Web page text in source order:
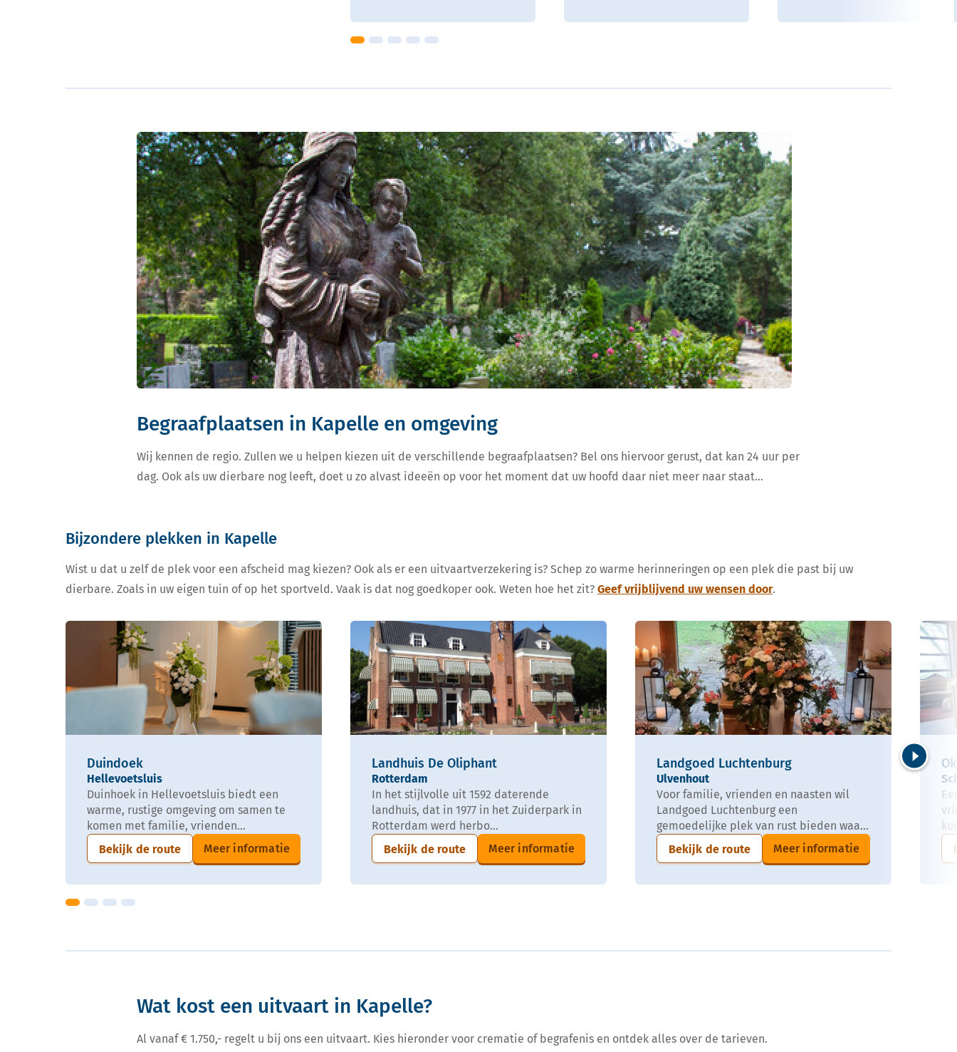
Begraafplaatsen in Kapelle en omgeving
Wij kennen de regio. Zullen we u helpen kiezen uit de verschillende begraafplaatsen? Bel ons hiervoor gerust, dat kan 24 uur per
dag. Ook als uw dierbare nog leeft, doet u zo alvast ideeën op voor het moment dat uw hoofd daar niet meer naar staat…
Bijzondere plekken in Kapelle
Wist u dat u zelf de plek voor een afscheid mag kiezen? Ook als er een uitvaartverzekering is? Schep zo warme herinneringen op een plek die past bij uw
dierbare. Zoals in uw eigen tuin of op het sportveld. Vaak is dat nog goedkoper ook. Weten hoe het zit? Geef vrijblijvend uw wensen door.
Duindoek
Hellevoetsluis
Duinhoek in Hellevoetsluis biedt een
warme, rustige omgeving om samen te
komen met familie, vrienden...
Bekijk de route
Meer informatie
Landhuis De Oliphant
Rotterdam
In het stijlvolle uit 1592 daterende
landhuis, dat in 1977 in het Zuiderpark in
Rotterdam werd herbo...
Bekijk de route
Meer informatie
Landgoed Luchtenburg
Ulvenhout
Voor familie, vrienden en naasten wil
Landgoed Luchtenburg een
gemoedelijke plek van rust bieden waa...
Bekijk de route
Meer informatie
Volgende
Wat kost een uitvaart in Kapelle?
Al vanaf € 1.750,- regelt u bij ons een uitvaart. Kies hieronder voor crematie of begrafenis en ontdek alles over de tarieven.